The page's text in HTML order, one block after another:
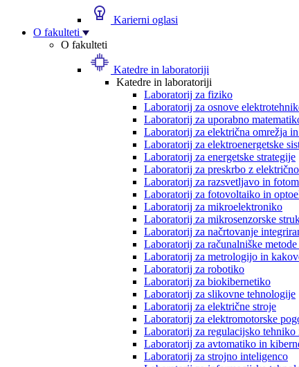
Karierni oglasi
O fakulteti
O fakulteti
Katedre in laboratoriji
Katedre in laboratoriji
Laboratorij za fiziko
Laboratorij za osnove
Laboratorij za uporabno
Laboratorij za električna omrežja
Laboratorij za elektroenergetske
Laboratorij za energetske strategije
Laboratorij za preskrbo z
Laboratorij za razsvetljavo in
Laboratorij za fotovoltaiko in
Laboratorij za mikroelektroniko
Laboratorij za mikrosenzorske
Laboratorij za načrtovanje
Laboratorij za računalniške
Laboratorij za metrologijo in
Laboratorij za robotiko
Laboratorij za biokibernetiko
Laboratorij za slikovne tehnologije
Laboratorij za električne stroje
Laboratorij za elektromotorske
Laboratorij za regulacijsko
Laboratorij za avtomatiko in
Laboratorij za strojno inteligenco